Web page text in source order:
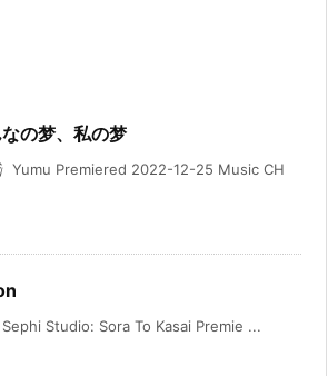
の梦、私の梦
Yumu Premiered 2022-12-25 Music CH
Studio: Sora To Kasai Premie ...